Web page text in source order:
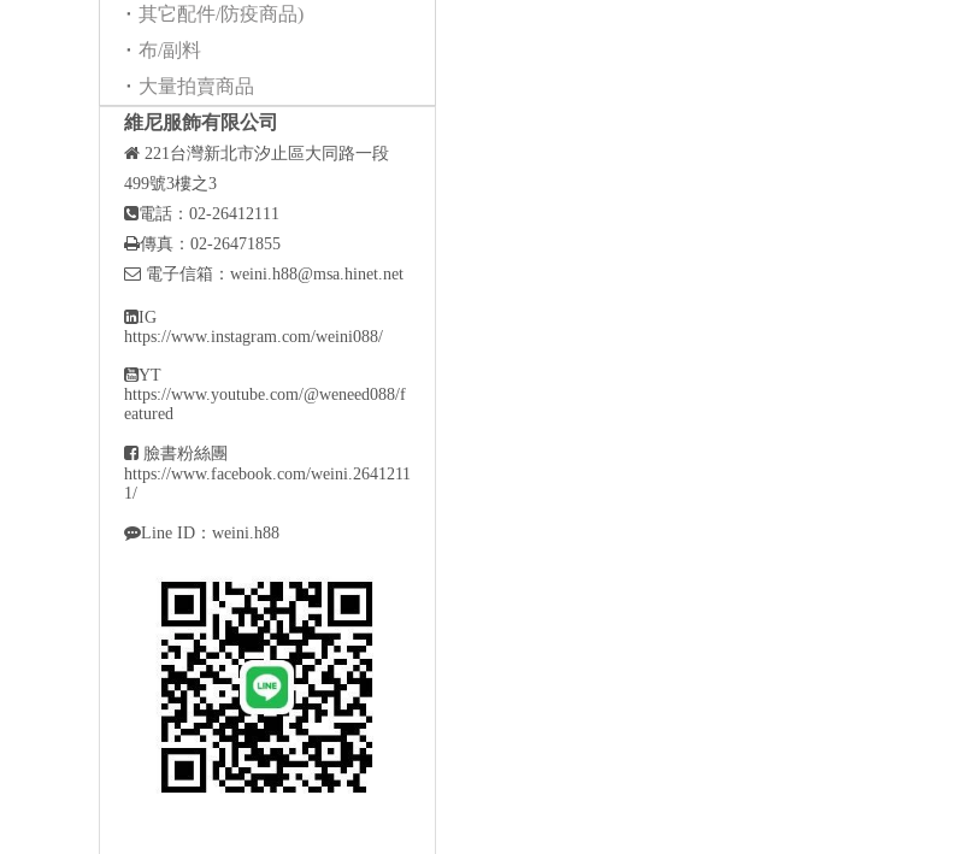
其它配件/防疫商品)
布/副料
大量拍賣商品
維尼服飾有限公司
 221台灣新北市汐止區大同路一段
499號3樓之3
電話：02-26412111
傳真：02-26471855
 電子信箱： weini.h88@msa.hinet.net
IG
https://www.instagram.com/weini088/
YT
https://www.youtube.com/@weneed088/f
eatured
 臉書粉絲團
https://www.facebook.com/weini.2641211
1/
Line ID：weini.h88